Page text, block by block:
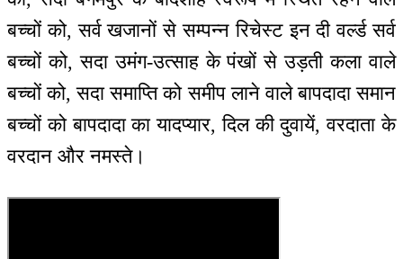
बच्चों को, सर्व खजानों से सम्पन्न रिचेस्ट इन दी वर्ल्ड सर्व
बच्चों को, सदा उमंग-उत्साह के पंखों से उड़ती कला वाले
बच्चों को, सदा समाप्ति को समीप लाने वाले बापदादा समान
बच्चों को बापदादा का यादप्यार, दिल की दुवायें, वरदाता के
वरदान और नमस्ते।